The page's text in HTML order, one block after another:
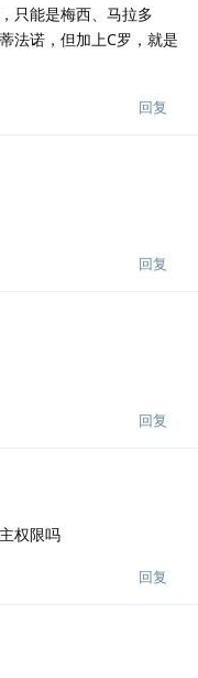
只能是梅西、马拉多
法诺，但加上C罗，就是
回复
回复
回复
权限吗
回复